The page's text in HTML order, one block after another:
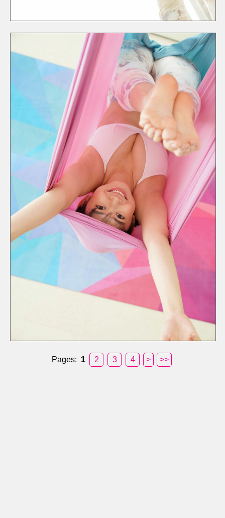
Pages: 1 2 3 4 > >>